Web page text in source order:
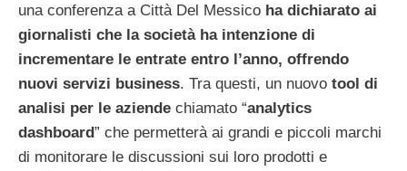
una conferenza a Città Del Messico ha dichiarato ai
giornalisti che la società ha intenzione di
incrementare le entrate entro l’anno, offrendo
nuovi servizi business. Tra questi, un nuovo tool di
analisi per le aziende chiamato “analytics
dashboard” che permetterà ai grandi e piccoli marchi
di monitorare le discussioni sui loro prodotti e